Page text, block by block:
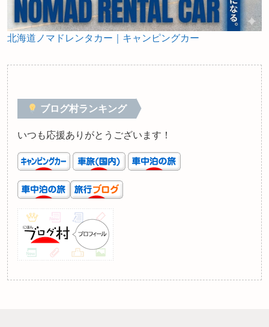
北海道ノマドレンタカー｜キャンピングカー
ブログ村ランキング
いつも応援ありがとうございます！